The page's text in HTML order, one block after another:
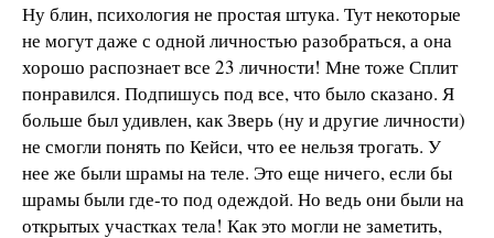
Ну блин, психология не простая штука. Тут некоторые
не могут даже с одной личностью разобраться, а она
хорошо распознает все 23 личности! Мне тоже Сплит
понравился. Подпишусь под все, что было сказано. Я
больше был удивлен, как Зверь (ну и другие личности)
не смогли понять по Кейси, что ее нельзя трогать. У
нее же были шрамы на теле. Это еще ничего, если бы
шрамы были где-то под одеждой. Но ведь они были на
открытых участках тела! Как это могли не заметить,